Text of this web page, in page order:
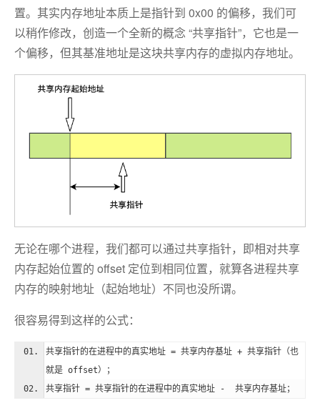
置。其实内存地址本质上是指针到 0x00 的偏移，我们可
以稍作修改，创造一个全新的概念 “共享指针”，它也是一
个偏移，但其基准地址是这块共享内存的虚拟内存地址。
无论在哪个进程，我们都可以通过共享指针，即相对共享
内存起始位置的 offset 定位到相同位置，就算各进程共享
内存的映射地址（起始地址）不同也没所谓。
很容易得到这样的公式：
共享指针的在进程中的真实地址 = 共享内存基址 + 共享指针（也
就是 offset）；
共享指针 = 共享指针的在进程中的真实地址 -  共享内存基址；